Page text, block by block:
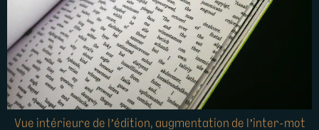
Vue intérieure de l’édition, augmentation de l’inter-mot